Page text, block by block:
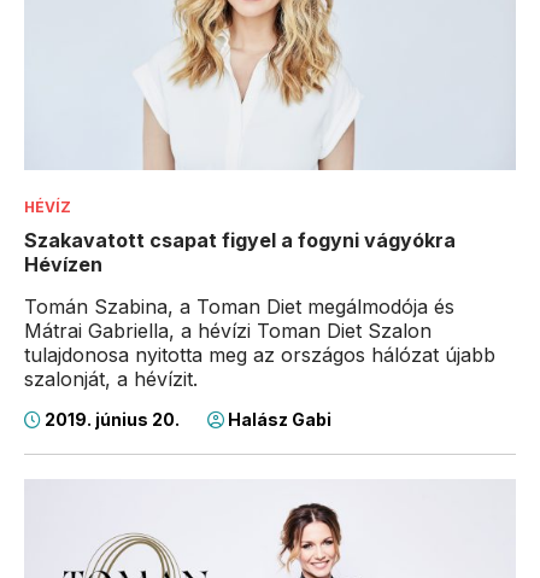
HÉVÍZ
Szakavatott csapat figyel a fogyni vágyókra
Hévízen
Tomán Szabina, a Toman Diet megálmodója és
Mátrai Gabriella, a hévízi Toman Diet Szalon
tulajdonosa nyitotta meg az országos hálózat újabb
szalonját, a hévízit.
2019. június 20. Halász Gabi